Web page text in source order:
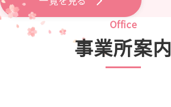
Office
事業所案内